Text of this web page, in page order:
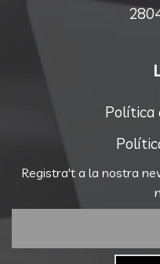
Política
Registra't a la nostra